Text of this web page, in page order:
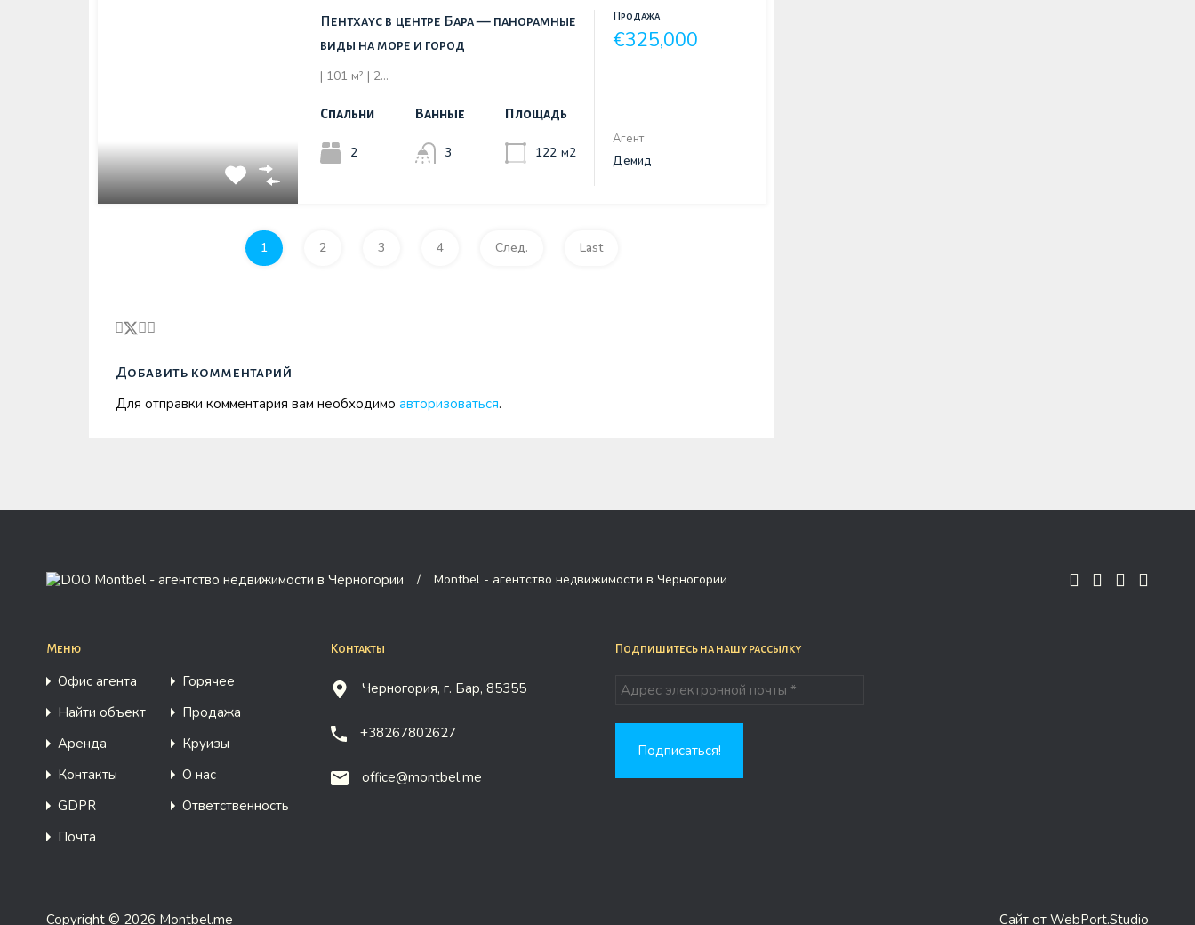
Пентхаус в центре Бара — панорамные
виды на море и город
| 101 м² | 2…
Спальни
2
Ванные
3
Площадь
122 м2
Продажа
€325,000
Агент
Демид
1 2 3 4 След. Last
Добавить комментарий
Для отправки комментария вам необходимо авторизоваться.
/ Montbel - агентство недвижимости в Черногории
Меню
Офис агента
Горячее
Найти объект
Продажа
Аренда
Круизы
Контакты
О нас
GDPR
Ответственность
Почта
Контакты
Черногория, г. Бар, 85355
+38267802627
office@montbel.me
Подпишитесь на нашу рассылку
Copyright © 2026 Montbel.me Сайт от WebPort.Studio